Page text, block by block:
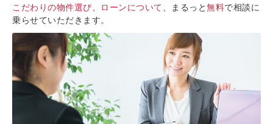
こだわりの物件選び
ローンについて 、まるっと無料で相談に
乗らせていただきます。